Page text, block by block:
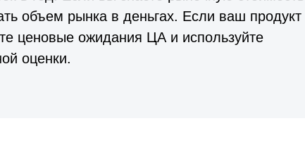
объем рынка в деньгах. Если ваш продукт
ценовые ожидания ЦА и используйте
оценки.